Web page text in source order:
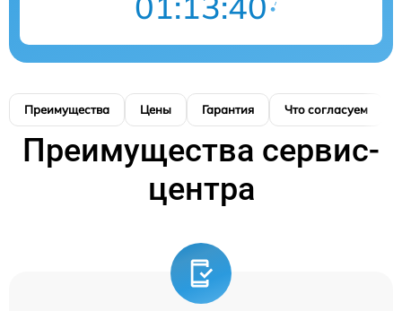
Преимущества Цены Гарантия Что согласуем
Преимущества сервис-
центра